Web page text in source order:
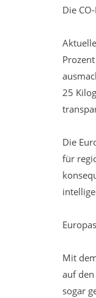
Die
25
Die
für
Mit
auf
sogar